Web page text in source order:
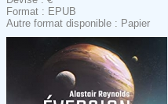
Format : EPUB
Autre format disponible : Papier